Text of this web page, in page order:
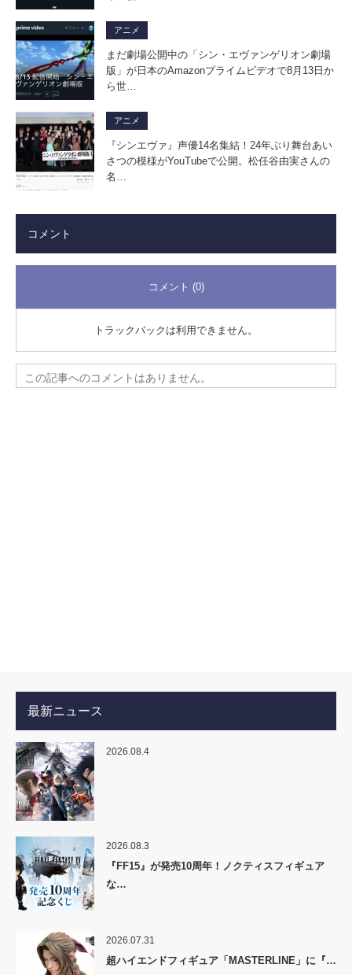
アニメ
まだ劇場公開中の「シン・エヴァンゲリオン劇場
版」が日本のAmazonプライムビデオで8月13日か
ら世…
アニメ
『シンエヴァ』声優14名集結！24年ぶり舞台あい
さつの模様がYouTubeで公開。松任谷由実さんの
名…
コメント
コメント (0)
トラックバックは利用できません。
この記事へのコメントはありません。
最新ニュース
2026.08.4
2026.08.3
『FF15』が発売10周年！ノクティスフィギュア
な…
2026.07.31
超ハイエンドフィギュア「MASTERLINE」に『…